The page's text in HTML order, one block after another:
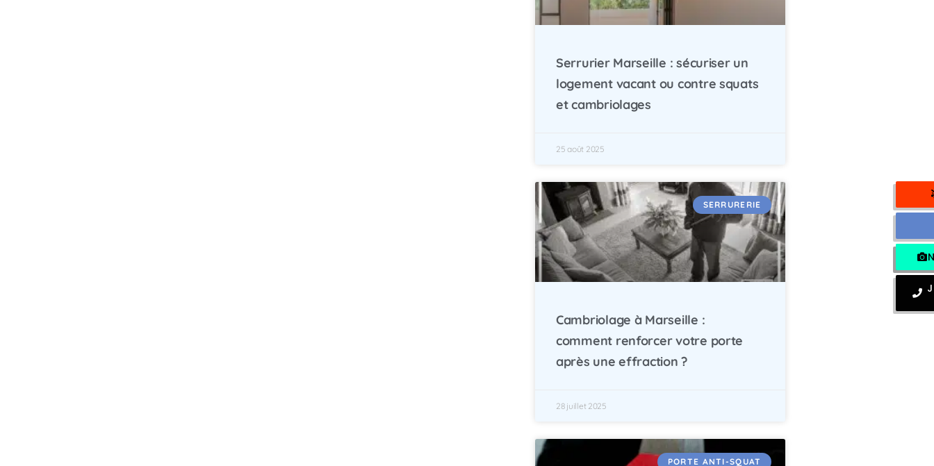
Serrurier Marseille : sécuriser un
logement vacant ou contre squats
et cambriolages
25 août 2025
SERRURERIE
Cambriolage à Marseille :
comment renforcer votre porte
après une effraction ?
28 juillet 2025
PORTE ANTI-SQUAT